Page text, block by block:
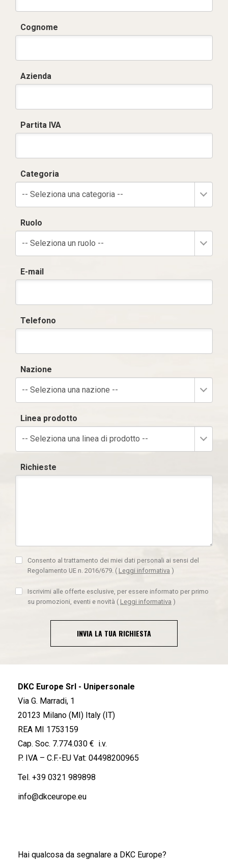
Cognome
Azienda
Partita IVA
Categoria
-- Seleziona una categoria --
Ruolo
-- Seleziona un ruolo --
E-mail
Telefono
Nazione
-- Seleziona una nazione --
Linea prodotto
-- Seleziona una linea di prodotto --
Richieste
Consento al trattamento dei miei dati personali ai sensi del
Regolamento UE n. 2016/679. ( Leggi informativa )
Iscrivimi alle offerte esclusive, per essere informato per primo
su promozioni, eventi e novità ( Leggi informativa )
INVIA LA TUA RICHIESTA
DKC Europe Srl - Unipersonale
Via G. Marradi, 1
20123 Milano (MI) Italy (IT)
REA MI 1753159
Cap. Soc. 7.774.030 € i.v.
P. IVA – C.F.-EU Vat: 04498200965
Tel. +39 0321 989898
info@dkceurope.eu
Hai qualcosa da segnalare a DKC Europe?